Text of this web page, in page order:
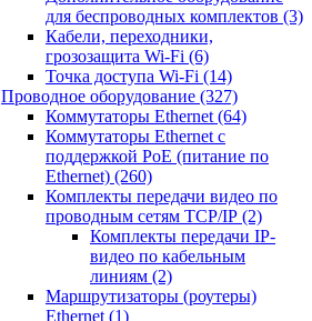
для беспроводных комплектов (3)
Кабели, переходники,
грозозащита Wi-Fi (6)
Точка доступа Wi-Fi (14)
Проводное оборудование (327)
Коммутаторы Ethernet (64)
Коммутаторы Ethernet с
поддержкой PoE (питание по
Ethernet) (260)
Комплекты передачи видео по
проводным сетям TCP/IP (2)
Комплекты передачи IP-
видео по кабельным
линиям (2)
Маршрутизаторы (роутеры)
Ethernet (1)